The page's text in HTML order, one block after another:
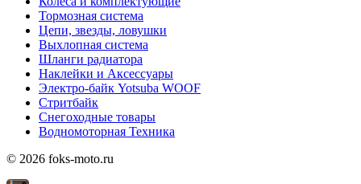
Тормозная система
Цепи, звезды, ловушки
Выхлопная система
Шланги радиатора
Наклейки и Аксессуары
Электро-байк Yotsuba WOOF
Стритбайк
Снегоходные товары
Водномоторная Техника
© 2026 foks-moto.ru